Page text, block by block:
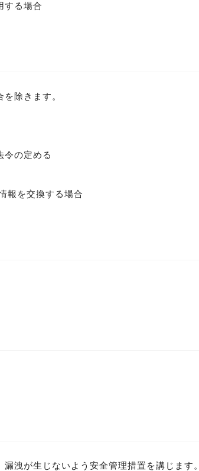
する場合
除きます。
令の定める
報を交換する場合
洩が生じないよう安全管理措置を講じます。